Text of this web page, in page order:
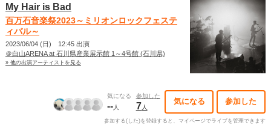
My Hair is Bad
百万石音楽祭2023～ミリオンロックフェステ
ィバル～
2023/06/04 (日) 12:45 出演
＠白山ARENA at 石川県産業展示館 1～4号館 (石川県)
» 他の出演アーティストを見る
気になる
--人
参加した
7 人
気になる 参加した
参加する(した)を登録すると、マイページでライブを管理できます